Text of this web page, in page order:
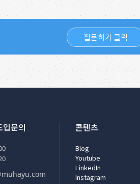
질문하기 클릭
문의 콘텐츠
Blog
Youtube
LinkedIn
Instagram